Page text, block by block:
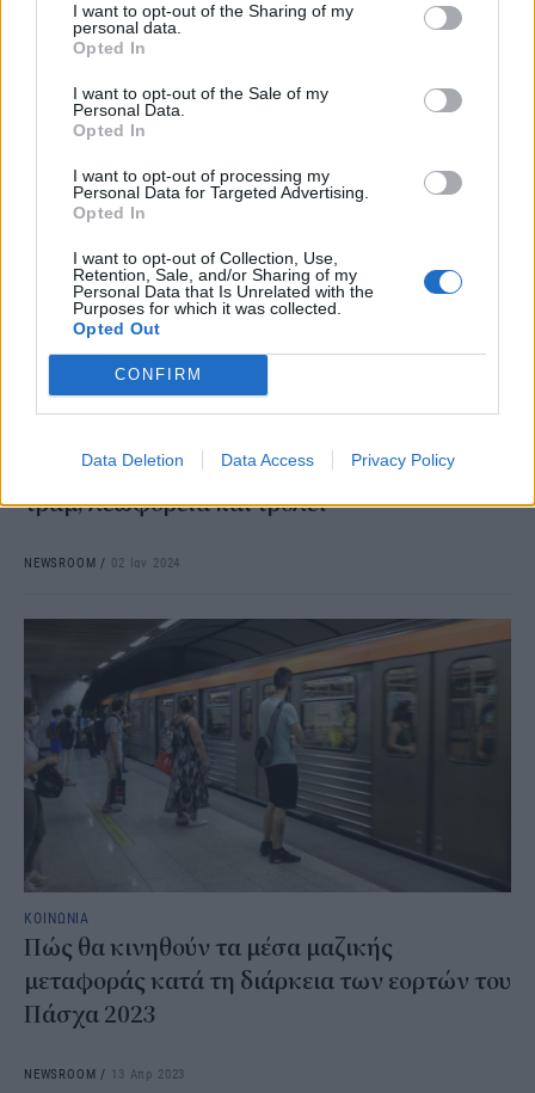
I want to opt-out of the Sharing of my
personal data.
Opted In
I want to opt-out of the Sale of my
Personal Data.
Opted In
I want to opt-out of processing my
Personal Data for Targeted Advertising.
Opted In
I want to opt-out of Collection, Use,
Retention, Sale, and/or Sharing of my
Personal Data that Is Unrelated with the
Purposes for which it was collected.
Opted Out
CONFIRM
Data Deletion Data Access Privacy Policy
κομίστρου σε μετρό και τραμ το 2023
NEWSROOM
Πώς θα κινηθούν αυτή την εβδομάδα μετρό,
τραμ, λεωφορεία και τρόλεϊ
NEWSROOM / 02 Ιαν 2024
ΚΟΙΝΩΝΙΑ
Πώς θα κινηθούν τα μέσα μαζικής
μεταφοράς κατά τη διάρκεια των εορτών του
Πάσχα 2023
NEWSROOM / 13 Απρ 2023